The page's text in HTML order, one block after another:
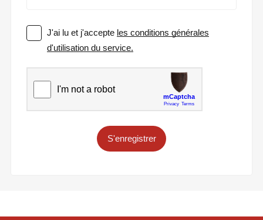
J'ai lu et j'accepte les conditions générales
d'utilisation du service.
S'enregistrer